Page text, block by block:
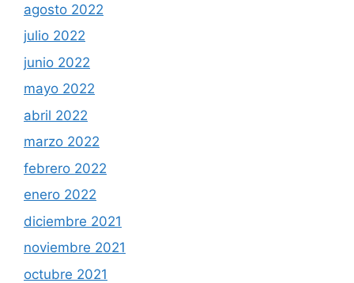
agosto 2022
julio 2022
junio 2022
mayo 2022
abril 2022
marzo 2022
febrero 2022
enero 2022
diciembre 2021
noviembre 2021
octubre 2021